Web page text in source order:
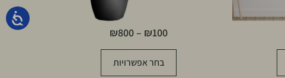
₪100
–
₪800
בחר אפשרויות